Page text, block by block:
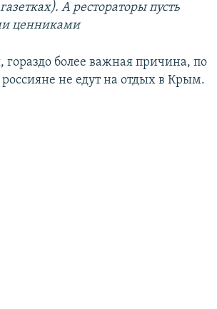
А рестораторы пусть
ценниками
гораздо более важная причина, по
не едут на отдых в Крым.